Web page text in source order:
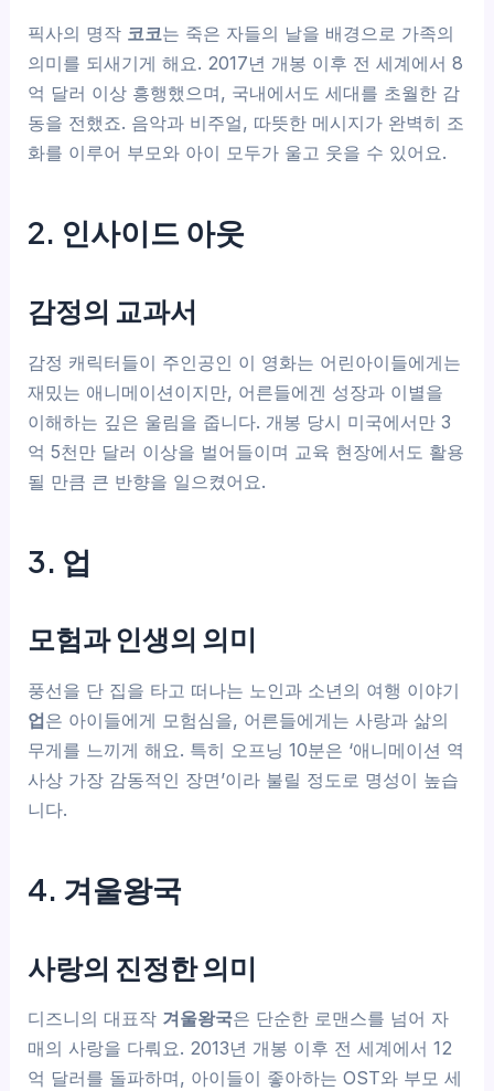
픽사의 명작 코코는 죽은 자들의 날을 배경으로 가족의
의미를 되새기게 해요. 2017년 개봉 이후 전 세계에서 8
억 달러 이상 흥행했으며, 국내에서도 세대를 초월한 감
동을 전했죠. 음악과 비주얼, 따뜻한 메시지가 완벽히 조
화를 이루어 부모와 아이 모두가 울고 웃을 수 있어요.
2. 인사이드 아웃
감정의 교과서
감정 캐릭터들이 주인공인 이 영화는 어린아이들에게는
재밌는 애니메이션이지만, 어른들에겐 성장과 이별을
이해하는 깊은 울림을 줍니다. 개봉 당시 미국에서만 3
억 5천만 달러 이상을 벌어들이며 교육 현장에서도 활용
될 만큼 큰 반향을 일으켰어요.
3. 업
모험과 인생의 의미
풍선을 단 집을 타고 떠나는 노인과 소년의 여행 이야기
업은 아이들에게 모험심을, 어른들에게는 사랑과 삶의
무게를 느끼게 해요. 특히 오프닝 10분은 ‘애니메이션 역
사상 가장 감동적인 장면’이라 불릴 정도로 명성이 높습
니다.
4. 겨울왕국
사랑의 진정한 의미
디즈니의 대표작 겨울왕국은 단순한 로맨스를 넘어 자
매의 사랑을 다뤄요. 2013년 개봉 이후 전 세계에서 12
억 달러를 돌파하며, 아이들이 좋아하는 OST와 부모 세